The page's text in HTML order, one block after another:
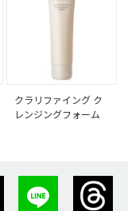
クラリファイング ク
レンジングフォーム